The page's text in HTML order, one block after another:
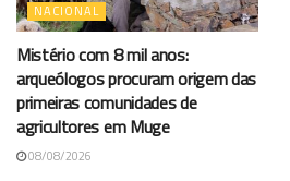
NACIONAL
Mistério com 8 mil anos:
arqueólogos procuram origem das
primeiras comunidades de
agricultores em Muge
08/08/2026